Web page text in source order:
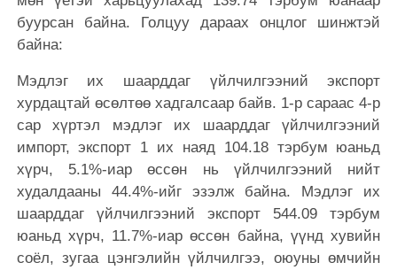
буурсан байна. Голцуу дараах онцлог шинжтэй
байна:
Мэдлэг их шаарддаг үйлчилгээний экспорт
хурдацтай өсөлтөө хадгалсаар байв. 1-р сараас 4-р
сар хүртэл мэдлэг их шаарддаг үйлчилгээний
импорт, экспорт 1 их наяд 104.18 тэрбум юаньд
хүрч, 5.1%-иар өссөн нь үйлчилгээний нийт
худалдааны 44.4%-ийг эзэлж байна. Мэдлэг их
шаарддаг үйлчилгээний экспорт 544.09 тэрбум
юаньд хүрч, 11.7%-иар өссөн байна, үүнд хувийн
соёл, зугаа цэнгэлийн үйлчилгээ, оюуны өмчийн